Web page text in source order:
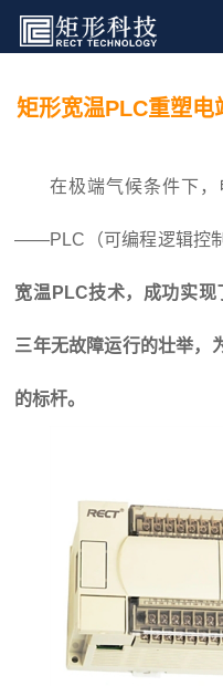
矩形宽温PLC重塑电
在极端气候条件下
——PLC（可编程逻辑控
宽温PLC技术，成功实现
三年无故障运行的壮举，
的标杆。